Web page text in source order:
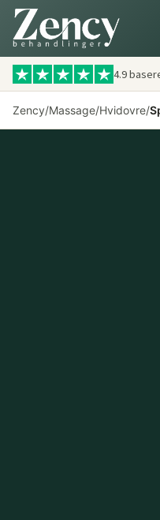
4.9
Zency/Massage/Hvidovre/